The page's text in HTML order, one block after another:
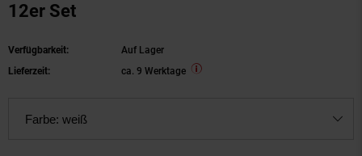
12er Set
Verfügbarkeit:
Auf Lager
Lieferzeit:
ca. 9 Werktage
Farbe: weiß